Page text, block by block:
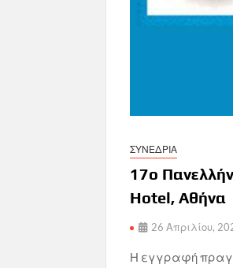
ΣΥΝΕΔΡΙΑ
17ο
Hotel, Αθήνα
26 Απριλίου,
Η εγγραφή